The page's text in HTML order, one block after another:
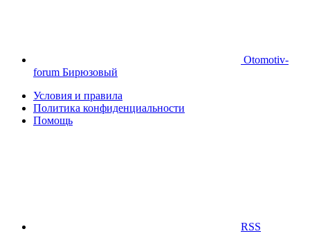
Otomotiv-
forum Бирюзовый
Условия и правила
Политика конфиденциальности
Помощь
RSS